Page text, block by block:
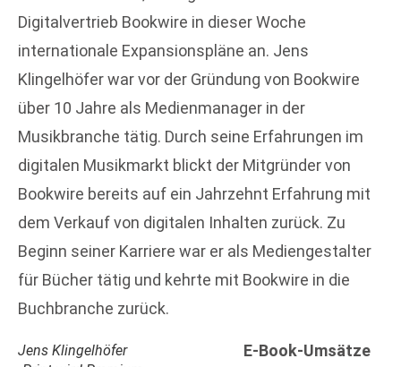
Digitalvertrieb Bookwire in dieser Woche
internationale Expansionspläne an. Jens
Klingelhöfer war vor der Gründung von Bookwire
über 10 Jahre als Medienmanager in der
Musikbranche tätig. Durch seine Erfahrungen im
digitalen Musikmarkt blickt der Mitgründer von
Bookwire bereits auf ein Jahrzehnt Erfahrung mit
dem Verkauf von digitalen Inhalten zurück. Zu
Beginn seiner Karriere war er als Mediengestalter
für Bücher tätig und kehrte mit Bookwire in die
Buchbranche zurück.
Jens Klingelhöfer
E-Book-Umsätze